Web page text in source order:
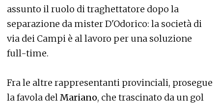
assunto il ruolo di traghettatore dopo la
separazione da mister D'Odorico: la società di
via dei Campi è al lavoro per una soluzione
full-time.
Fra le altre rappresentanti provinciali, prosegue
la favola delMariano, che trascinato da un gol